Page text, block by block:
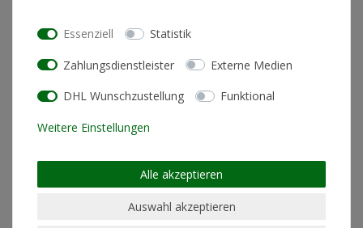
Produktinformationen
Materialzusammensetzung
100% Bio-Baumwolle
Essenziell Statistik
Zahlungsdienstleister Externe Medien
DHL Wunschzustellung Funktional
Weitere Einstellungen
Alle akzeptieren
Auswahl akzeptieren